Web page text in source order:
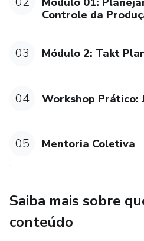
- Indicadores de Planejamento
>>Takt Planning (Mentor
- Interface entre Sistema Last
- Exercício prático
Controle da
03 Módulo 2: Takt
04 Workshop Prático:
05 Mentoria Coletiva
Saiba mais sobre
conteúdo